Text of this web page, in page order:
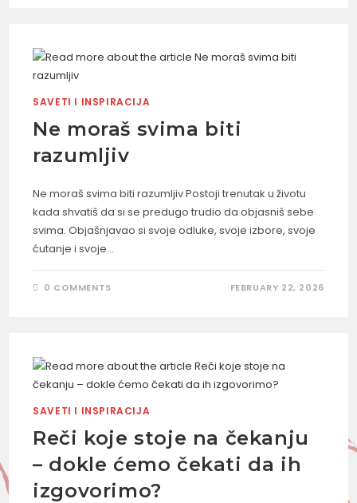
SAVETI I INSPIRACIJA
Ne moraš svima biti
razumljiv
Ne moraš svima biti razumljiv Postoji trenutak u životu
kada shvatiš da si se predugo trudio da objasniš sebe
svima. Objašnjavao si svoje odluke, svoje izbore, svoje
ćutanje i svoje…
0 COMMENTS FEBRUARY 22, 2026
SAVETI I INSPIRACIJA
Reči koje stoje na čekanju
– dokle ćemo čekati da ih
izgovorimo?